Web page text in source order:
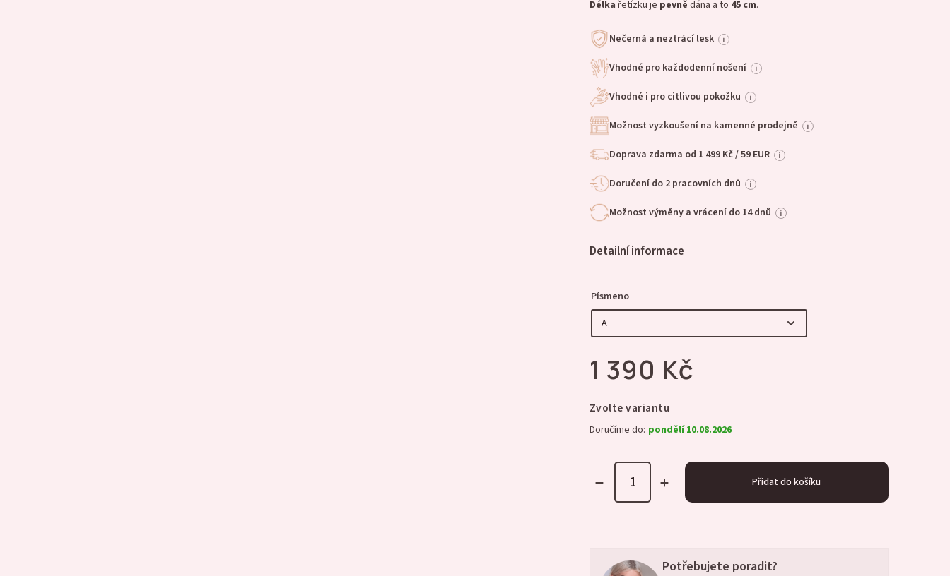
1 390 Kč
Délka řetízku je pevně dána a to 45 cm.
Nečerná a neztrácí lesk i
Vhodné pro každodenní nošení i
Vhodné i pro citlivou pokožku i
Možnost vyzkoušení na kamenné prodejně i
Doprava zdarma od 1 499 Kč / 59 EUR i
Doručení do 2 pracovních dnů i
Možnost výměny a vrácení do 14 dnů i
Detailní informace
Písmeno
Zvolte variantu
Doručíme do: pondělí 10.08.2026
Přidat do košíku
Potřebujete poradit?